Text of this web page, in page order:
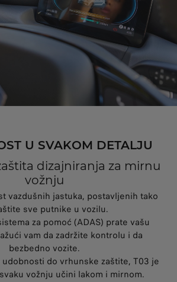
U SVAKOM DETALJU
dizajniranja za mirnu
vožnju
vazdušnih jastuka, postavljenih tako
sve putnike u vozilu.
za pomoć (ADAS) prate vašu
vam da zadržite kontrolu i da
bezbedno vozite.
do vrhunske zaštite, T03 je
vožnju učini lakom i mirnom.